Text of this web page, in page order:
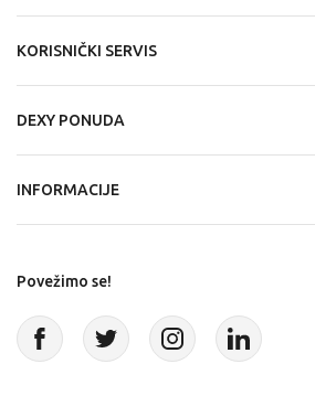
KORISNIČKI SERVIS
DEXY PONUDA
INFORMACIJE
Povežimo se!